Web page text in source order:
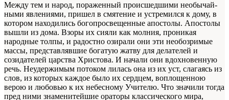
Между тем и народ, пораженный происшедшими необычай­
ными явлениями, пришел в смятение и устремился к дому, в
котором находились богопросвещенные апостолы. Апостолы
вы­шли из дома. Взоры их сияли как молния, проникая
народные толпы, и радостно озирали они эти необозримые
массы, пред­ставлявшие богатую жатву для делателей и
созидателей царства Христова. И начали они вдохновенную
речь. Неудержимым потоком лилась она из их уст, слагаясь из
слов, из которых каждое было их сердцем, воплощенною
верою и любовью к их небесному Учителю. Что значили тогда
пред ними знаменитейшие ораторы классического мира,